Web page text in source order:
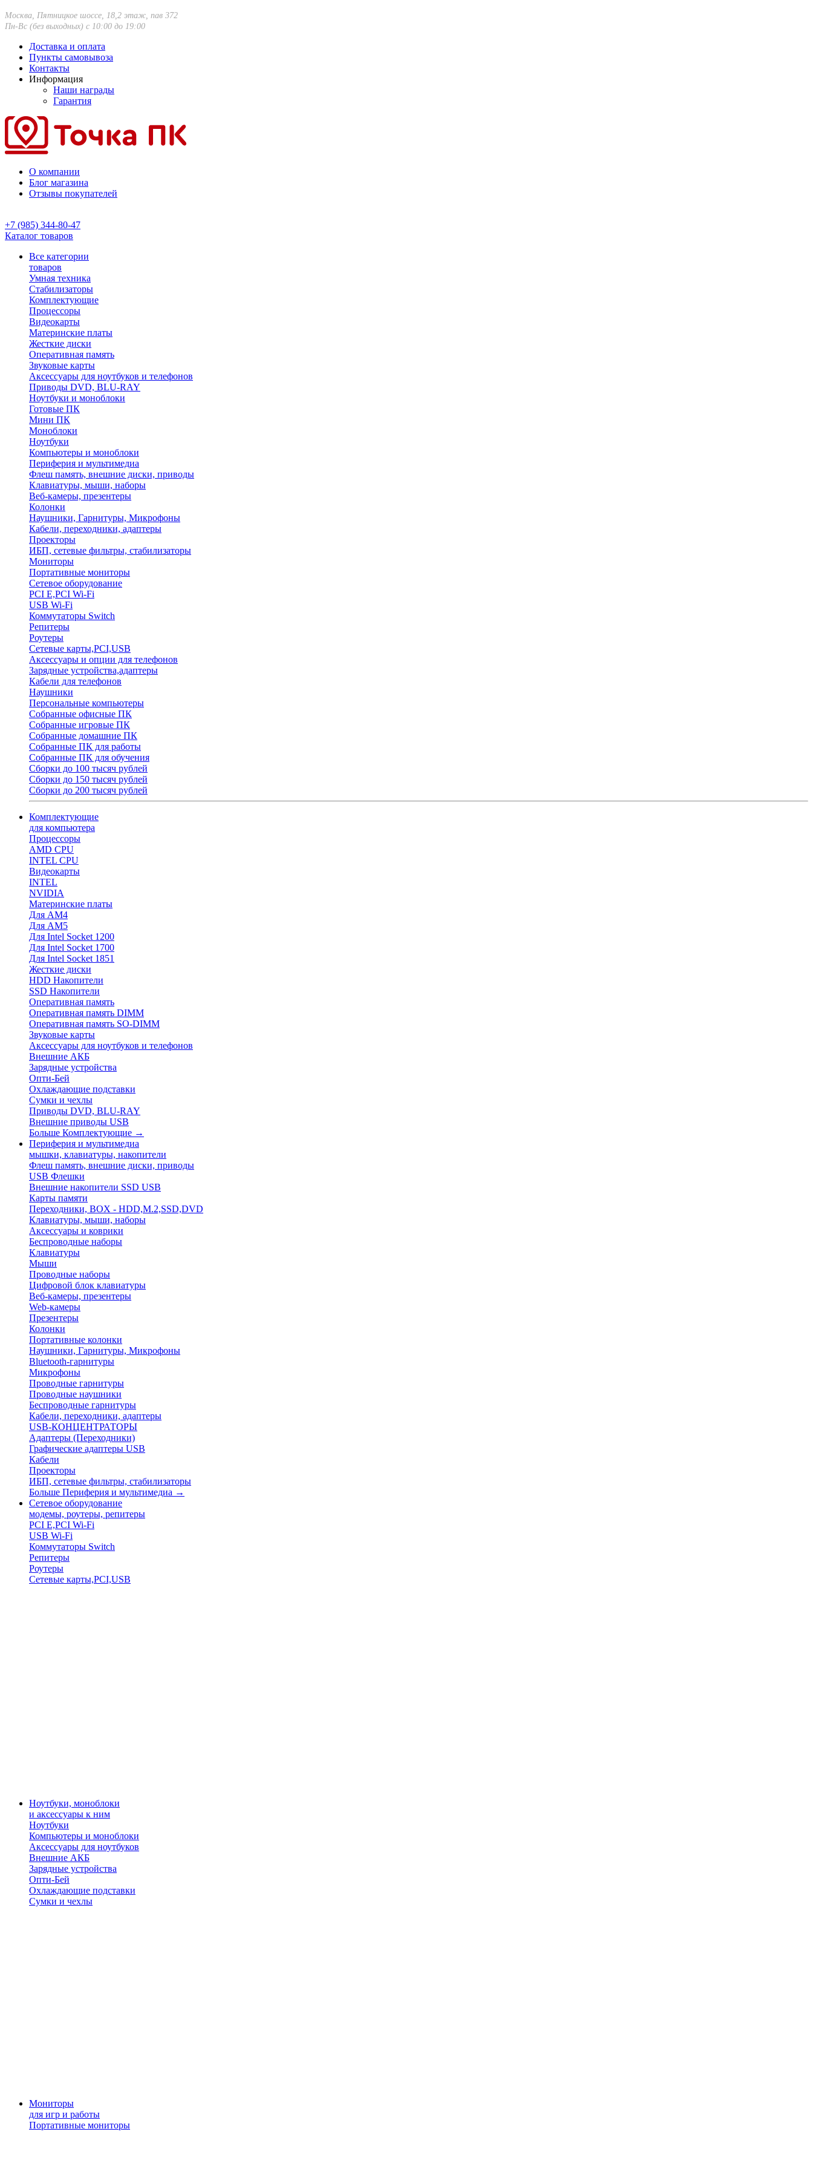
Москва, Пятницкое шоссе, 18,2 этаж, пав 372
Пн-Вс (без выходных) с 10:00 до 19:00
Доставка и оплата
Пункты самовывоза
Контакты
Информация
Наши награды
Гарантия
О компании
Блог магазина
Отзывы покупателей
+7 (985) 344-80-47
Каталог товаров
Все категории
товаров
Умная техника
Стабилизаторы
Комплектующие
Процессоры
Видеокарты
Материнские платы
Жесткие диски
Оперативная память
Звуковые карты
Аксессуары для ноутбуков и телефонов
Приводы DVD, BLU-RAY
Ноутбуки и моноблоки
Готовые ПК
Мини ПК
Моноблоки
Ноутбуки
Компьютеры и моноблоки
Периферия и мультимедиа
Флеш память, внешние диски, приводы
Клавиатуры, мыши, наборы
Веб-камеры, презентеры
Колонки
Наушники, Гарнитуры, Микрофоны
Кабели, переходники, адаптеры
Проекторы
ИБП, сетевые фильтры, стабилизаторы
Мониторы
Портативные мониторы
Сетевое оборудование
PCI E,PCI Wi-Fi
USB Wi-Fi
Коммутаторы Switch
Репитеры
Роутеры
Сетевые карты,PCI,USB
Аксессуары и опции для телефонов
Зарядные устройства,адаптеры
Кабели для телефонов
Наушники
Персональные компьютеры
Собранные офисные ПК
Собранные игровые ПК
Собранные домашние ПК
Собранные ПК для работы
Собранные ПК для обучения
Сборки до 100 тысяч рублей
Сборки до 150 тысяч рублей
Сборки до 200 тысяч рублей
Комплектующие
для компьютера
Процессоры
AMD CPU
INTEL CPU
Видеокарты
INTEL
NVIDIA
Материнские платы
Для AM4
Для AM5
Для Intel Socket 1200
Для Intel Socket 1700
Для Intel Socket 1851
Жесткие диски
HDD Накопители
SSD Накопители
Оперативная память
Оперативная память DIMM
Оперативная память SO-DIMM
Звуковые карты
Аксессуары для ноутбуков и телефонов
Внешние АКБ
Зарядные устройства
Опти-Бей
Охлаждающие подставки
Сумки и чехлы
Приводы DVD, BLU-RAY
Внешние приводы USB
Больше Комплектующие →
Периферия и мультимедиа
мышки, клавиатуры, накопители
Флеш память, внешние диски, приводы
USB Флешки
Внешние накопители SSD USB
Карты памяти
Переходники, BOX - HDD,M.2,SSD,DVD
Клавиатуры, мыши, наборы
Аксессуары и коврики
Беспроводные наборы
Клавиатуры
Мыши
Проводные наборы
Цифровой блок клавиатуры
Веб-камеры, презентеры
Web-камеры
Презентеры
Колонки
Портативные колонки
Наушники, Гарнитуры, Микрофоны
Bluetooth-гарнитуры
Микрофоны
Проводные гарнитуры
Проводные наушники
Беспроводные гарнитуры
Кабели, переходники, адаптеры
USB-КОНЦЕНТРАТОРЫ
Адаптеры (Переходники)
Графические адаптеры USB
Кабели
Проекторы
ИБП, сетевые фильтры, стабилизаторы
Больше Периферия и мультимедиа →
Сетевое оборудование
модемы, роутеры, репитеры
PCI E,PCI Wi-Fi
USB Wi-Fi
Коммутаторы Switch
Репитеры
Роутеры
Сетевые карты,PCI,USB
Ноутбуки, моноблоки
и аксессуары к ним
Ноутбуки
Компьютеры и моноблоки
Аксессуары для ноутбуков
Внешние АКБ
Зарядные устройства
Опти-Бей
Охлаждающие подставки
Сумки и чехлы
Мониторы
для игр и работы
Портативные мониторы